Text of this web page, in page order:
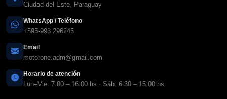
Ciudad del Este, Paraguay
WhatsApp / Teléfono
+595-993 296245
Email
motorone.adm@gmail.com
Horario de atención
Lun–Vie: 7:00 – 16:00 hs · Sáb: 6:30 – 15:00 hs